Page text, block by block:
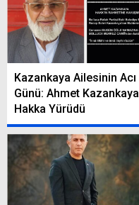
Kazankaya Ailesinin Acı
Günü: Ahmet Kazankaya
Hakka Yürüdü